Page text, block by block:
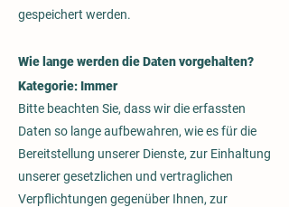
gespeichert werden.
Wie lange werden die Daten vorgehalten?
Kategorie: Immer
Bitte beachten Sie, dass wir die erfassten
Daten so lange aufbewahren, wie es für die
Bereitstellung unserer Dienste, zur Einhaltung
unserer gesetzlichen und vertraglichen
Verpflichtungen gegenüber Ihnen, zur